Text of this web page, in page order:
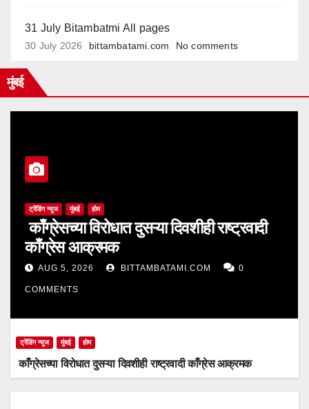
31 July Bitambatmi All pages
30 July 2026 bittambatami.com No comments
मुंबई
ट्रेंडिंग न्यूज मुंबई होम
काँग्रेसच्या विरोधात दुसऱ्या दिवशीही राष्ट्रवादी
काँग्रेस आक्रमक
AUG 5, 2026 BITTAMBATAMI.COM 0
COMMENTS
ट्रेंडिंग न्यूज मुंबई होम
काँग्रेसच्या विरोधात दुसऱ्या दिवशीही राष्ट्रवादी काँग्रेस आक्रमक